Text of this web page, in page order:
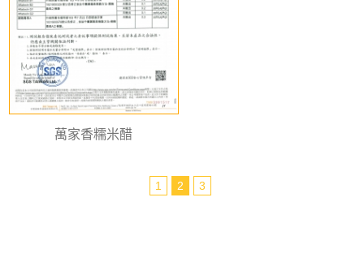
萬家香糯米醋
1 2 3